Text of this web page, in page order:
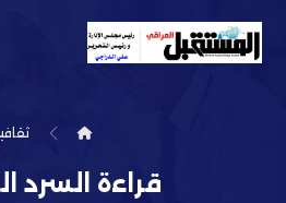
قراءة السرد